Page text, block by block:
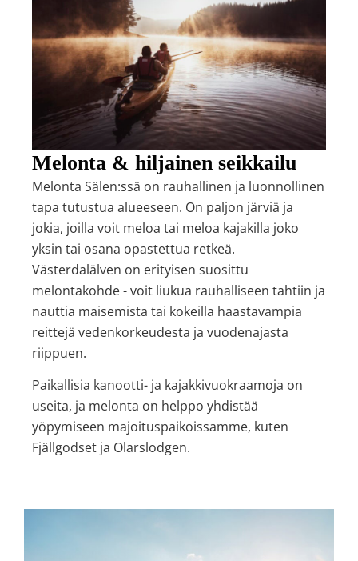
Melonta & hiljainen seikkailu
Melonta Sälen:ssä on rauhallinen ja luonnollinen
tapa tutustua alueeseen. On paljon järviä ja
jokia, joilla voit meloa tai meloa kajakilla joko
yksin tai osana opastettua retkeä.
Västerdalälven on erityisen suosittu
melontakohde - voit liukua rauhalliseen tahtiin ja
nauttia maisemista tai kokeilla haastavampia
reittejä vedenkorkeudesta ja vuodenajasta
riippuen.
Paikallisia kanootti- ja kajakkivuokraamoja on
useita, ja melonta on helppo yhdistää
yöpymiseen majoituspaikoissamme, kuten
Fjällgodset ja Olarslodgen.